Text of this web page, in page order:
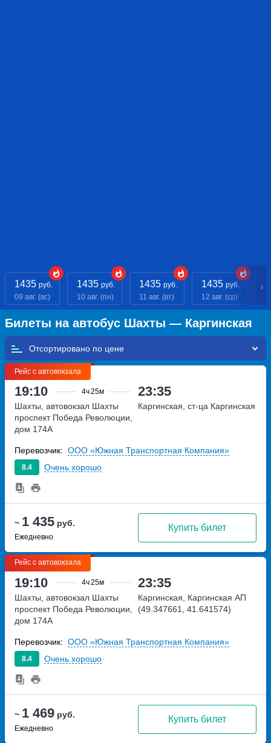
1435 руб.
09 авг. (вс)
1435 руб.
10 авг. (пн)
1435 руб.
11 авг. (вт)
1435 руб.
12 авг. (ср)
Билеты на автобус Шахты — Каргинская
Отсортировано по
Рейс с автовокзала
19:10 4ч25м 23:35
~ 1 435 руб.
Ежедневно
Купить билет
Шахты, автовокзал Шахты
проспект Победа Революции,
дом 174А
Каргинская, ст-ца Каргинская
8.4 Очень хорошо
Перевозчик: ООО «Южная Транспортная Компания»
Рейс с автовокзала
19:10 4ч25м 23:35
~ 1 469 руб.
Ежедневно
Купить билет
Шахты, автовокзал Шахты
проспект Победа Революции,
дом 174А
Каргинская, Каргинская АП
(49.347661, 41.641574)
8.4 Очень хорошо
Перевозчик: ООО «Южная Транспортная Компания»